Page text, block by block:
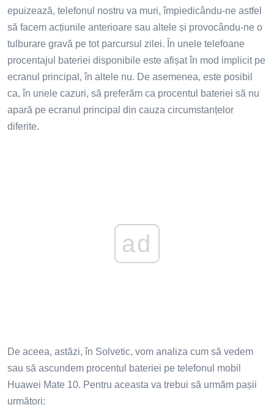
epuizează, telefonul nostru va muri, împiedicându-ne astfel
să facem acțiunile anterioare sau altele și provocându-ne o
tulburare gravă pe tot parcursul zilei. În unele telefoane
procentajul bateriei disponibile este afișat în mod implicit pe
ecranul principal, în altele nu. De asemenea, este posibil
ca, în unele cazuri, să preferăm ca procentul bateriei să nu
apară pe ecranul principal din cauza circumstanțelor
diferite.
ad
De aceea, astăzi, în Solvetic, vom analiza cum să vedem
sau să ascundem procentul bateriei pe telefonul mobil
Huawei Mate 10. Pentru aceasta va trebui să urmăm pașii
următori: